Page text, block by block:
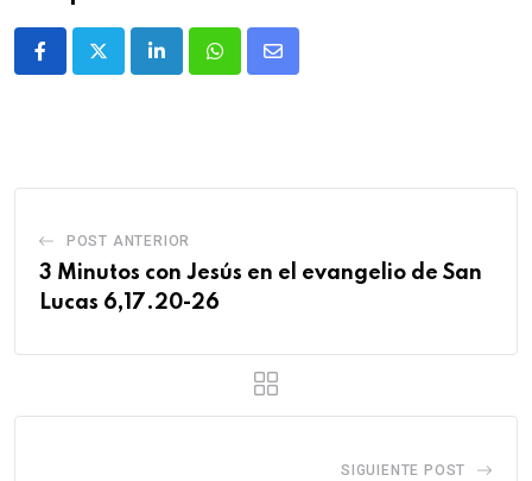
POST ANTERIOR
3 Minutos con Jesús en el evangelio de San
Lucas 6,17.20-26
SIGUIENTE POST